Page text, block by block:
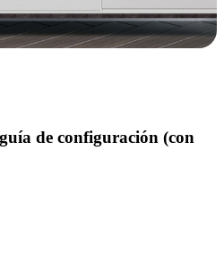
de configuración (con